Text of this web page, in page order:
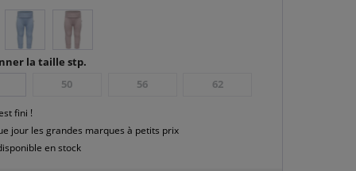
la taille stp.
50 56 62
fini !
jour les grandes marques à petits prix
en stock